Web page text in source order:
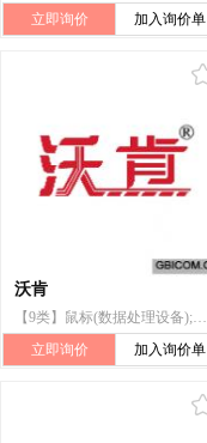
立即询价
加入询价单
沃肯
【9类】鼠标(数据处理设备);计算机外围设备;运载工具用无线电设备;电子监控装置;头戴式耳机;摄像机;耳塞机;救生器械和设备;眼镜;电池充电器
立即询价
加入询价单